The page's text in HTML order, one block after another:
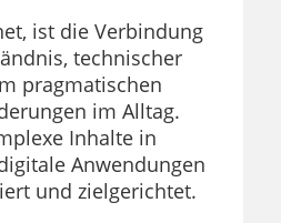
ist die Verbindung
technischer
pragmatischen
im Alltag.
Inhalte in
Anwendungen
und zielgerichtet.